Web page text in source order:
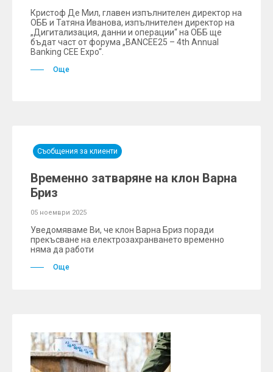
Кристоф Де Мил, главен изпълнителен директор на
ОББ и Татяна Иванова, изпълнителен директор на
„Дигитализация, данни и операции“ на ОББ ще
бъдат част от форума „BANCEE25 – 4th Annual
Banking CEE Expo“.
Още
Съобщения за клиенти
Временно затваряне на клон Варна
Бриз
05 ноември 2025
Уведомяваме Ви, че клон Варна Бриз поради
прекъсване на електрозахранването временно
няма да работи
Още